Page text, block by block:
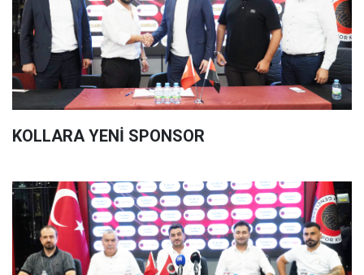
KOLLARA YENİ SPONSOR